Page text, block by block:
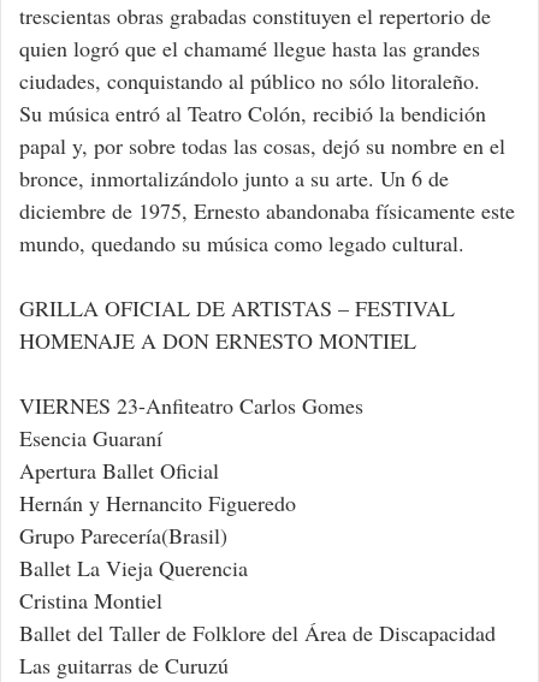
trescientas obras grabadas constituyen el repertorio de
quien logró que el chamamé llegue hasta las grandes
ciudades, conquistando al público no sólo litoraleño.
Su música entró al Teatro Colón, recibió la bendición
papal y, por sobre todas las cosas, dejó su nombre en el
bronce, inmortalizándolo junto a su arte. Un 6 de
diciembre de 1975, Ernesto abandonaba físicamente este
mundo, quedando su música como legado cultural.
GRILLA OFICIAL DE ARTISTAS – FESTIVAL
HOMENAJE A DON ERNESTO MONTIEL
VIERNES 23-Anfiteatro Carlos Gomes
Esencia Guaraní
Apertura Ballet Oficial
Hernán y Hernancito Figueredo
Grupo Parecería(Brasil)
Ballet La Vieja Querencia
Cristina Montiel
Ballet del Taller de Folklore del Área de Discapacidad
Las guitarras de Curuzú